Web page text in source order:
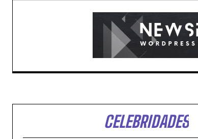
CELEBRIDADES